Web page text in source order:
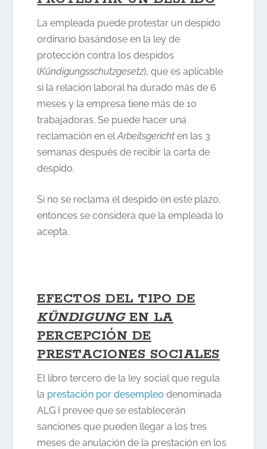
La empleada puede protestar un despido
ordinario basándose en la ley de
protección contra los despidos
(Kündigungsschutzgesetz), que es aplicable
si la relación laboral ha durado más de 6
meses y la empresa tiene más de 10
trabajadoras. Se puede hacer una
reclamación en elArbeitsgericht en las 3
semanas después de recibir la carta de
despido.
Si no se reclama el despido en este plazo,
entonces se considera que la empleada lo
acepta.
EFECTOS DEL TIPO DE
KÜNDIGUNGEN LA
PERCEPCIÓN DE
PRESTACIONES SOCIALES
El libro tercero de la ley social que regula
la prestación por desempleo denominada
ALG I prevee que se establecerán
sanciones que pueden llegar a los tres
meses de anulación de la prestación en los